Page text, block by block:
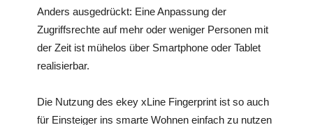
Anders ausgedrückt: Eine Anpassung der
Zugriffsrechte auf mehr oder weniger Personen mit
der Zeit ist mühelos über Smartphone oder Tablet
realisierbar.
Die Nutzung des ekey xLine Fingerprint ist so auch
für Einsteiger ins smarte Wohnen einfach zu nutzen